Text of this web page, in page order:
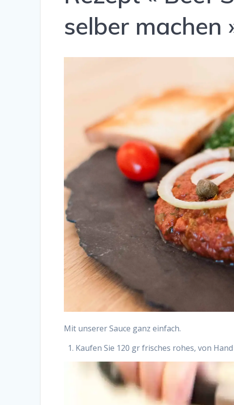
selber machen
Mit unserer Sauce ganz einfach.
Kaufen Sie 120 gr frisches rohes, von